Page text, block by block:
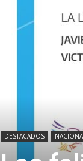
DESTACADOS